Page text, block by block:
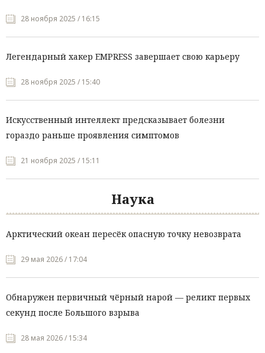
28 ноября 2025 / 16:15
Легендарный хакер EMPRESS завершает свою карьеру
28 ноября 2025 / 15:40
Искусственный интеллект предсказывает болезни
гораздо раньше проявления симптомов
21 ноября 2025 / 15:11
Наука
Арктический океан пересёк опасную точку невозврата
29 мая 2026 / 17:04
Обнаружен первичный чёрный нарой — реликт первых
секунд после Большого взрыва
28 мая 2026 / 15:34